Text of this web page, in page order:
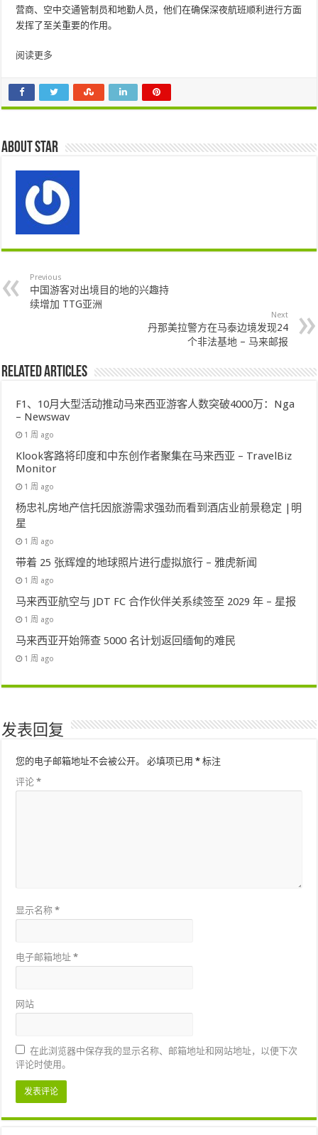
营商、空中交通管制员和地勤人员，他们在确保深夜航班顺利进行方面
发挥了至关重要的作用。
阅读更多
About star
Previous
中国游客对出境目的地的兴趣持
续增加 TTG亚洲
Next
丹那美拉警方在马泰边境发现24
个非法基地 – 马来邮报
Related Articles
F1、10月大型活动推动马来西亚游客人数突破4000万：Nga
– Newswav
1 周 ago
Klook客路将印度和中东创作者聚集在马来西亚 – TravelBiz
Monitor
1 周 ago
杨忠礼房地产信托因旅游需求强劲而看到酒店业前景稳定 |明
星
1 周 ago
带着 25 张辉煌的地球照片进行虚拟旅行 – 雅虎新闻
1 周 ago
马来西亚航空与 JDT FC 合作伙伴关系续签至 2029 年 – 星报
1 周 ago
马来西亚开始筛查 5000 名计划返回缅甸的难民
1 周 ago
发表回复
您的电子邮箱地址不会被公开。 必填项已用* 标注
评论*
显示名称*
电子邮箱地址*
网站
在此浏览器中保存我的显示名称、邮箱地址和网站地址，以便下次
评论时使用。